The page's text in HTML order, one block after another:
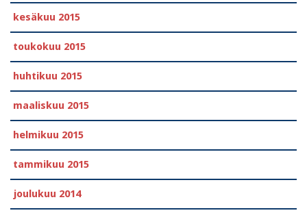
kesäkuu 2015
toukokuu 2015
huhtikuu 2015
maaliskuu 2015
helmikuu 2015
tammikuu 2015
joulukuu 2014